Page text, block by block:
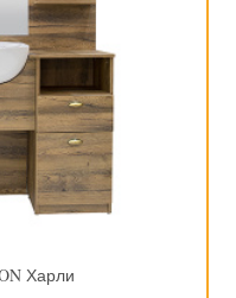
Харли